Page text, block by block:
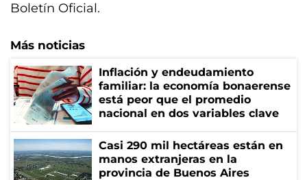
Boletín Oficial.
Más noticias
Inflación y endeudamiento
familiar: la economía bonaerense
está peor que el promedio
nacional en dos variables clave
Casi 290 mil hectáreas están en
manos extranjeras en la
provincia de Buenos Aires